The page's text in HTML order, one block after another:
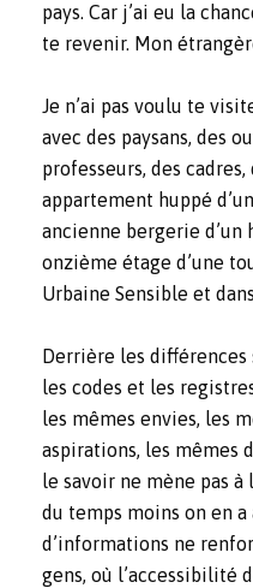
pays. Car j’ai eu la
te revenir. Mon
Je n’ai pas voulu te
avec des paysans, des
professeurs, des
appartement huppé
ancienne bergerie d’un
onzième étage d’une
Urbaine Sensible et
Derrière les différences
les codes et les
les mêmes envies, les
aspirations, les mêmes
le savoir ne mène pas à
du temps moins on en a
d’informations ne
gens, où l’accessibilité